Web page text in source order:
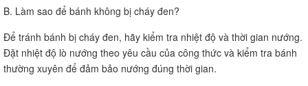
B. Làm sao để bánh không bị cháy đen?
Để tránh bánh bị cháy đen, hãy kiểm tra nhiệt độ và thời gian nướng.
Đặt nhiệt độ lò nướng theo yêu cầu của công thức và kiểm tra bánh
thường xuyên để đảm bảo nướng đúng thời gian.